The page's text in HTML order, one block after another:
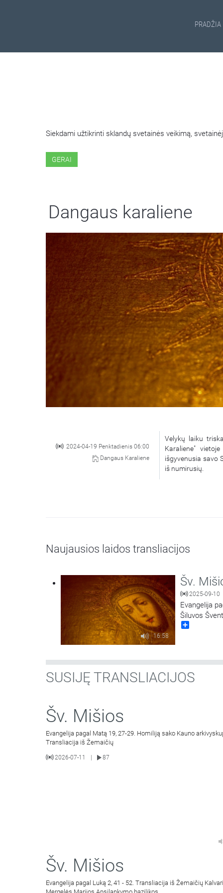
PRADŽIA
Siekdami užtikrinti sklandų svetainės veikimą,
GERAI
Dangaus karaliene
2024-04-19 Penktadienis 06:00
Dangaus Karaliene
Velykų laiku
Karaliene"
išgyvenusia savo
iš numirusių.
Naujausios laidos transliacijos
16:58
Šv.
2025-09-10
Evangelija
Šiluvos
SUSIJĘ TRANSLIACIJOS
Šv. Mišios
Evangelija pagal Matą 19, 27-29. Homiliją sako Kauno
Transliacija iš Žemaičių
2026-07-11 87
Šv. Mišios
Evangelija pagal Luką 2, 41 - 52. Transliacija iš Žemaičių